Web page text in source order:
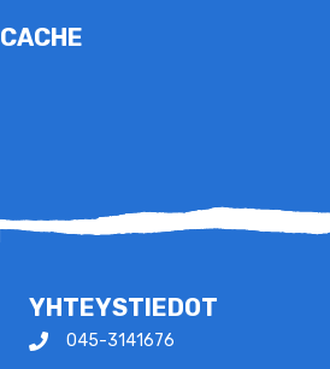
CACHE
YHTEYSTIEDOT
045-3141676